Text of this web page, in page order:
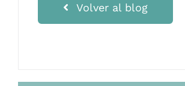
Volver al blog